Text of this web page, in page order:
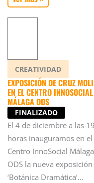
CREATIVIDAD
EXPOSICIÓN DE CRUZ
EN EL CENTRO INNOSOCIAL
MÁLAGA ODS
FINALIZADO
El 4 de diciembre a las
horas inauguramos en el
Centro InnoSocial Málaga
ODS la nueva exposición
‘Botánica Dramática’...